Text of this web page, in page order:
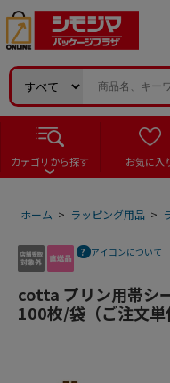
カテゴリから探す お気に入
ホーム > ラッピング用品 >
アイコンについて
cotta プリン用帯シ
100枚/袋（ご注文単